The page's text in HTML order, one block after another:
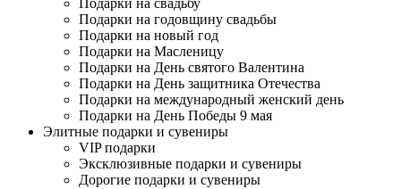
Подарки на свадьбу
Подарки на годовщину свадьбы
Подарки на новый год
Подарки на Масленицу
Подарки на День святого Валентина
Подарки на День защитника Отечества
Подарки на международный женский день
Подарки на День Победы 9 мая
Элитные подарки и сувениры
VIP подарки
Эксклюзивные подарки и сувениры
Дорогие подарки и сувениры